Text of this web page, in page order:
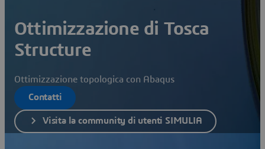
Ottimizzazione di Tosca
Structure
Ottimizzazione topologica con Abaqus
Contatti
Visita la community di utenti SIMULIA